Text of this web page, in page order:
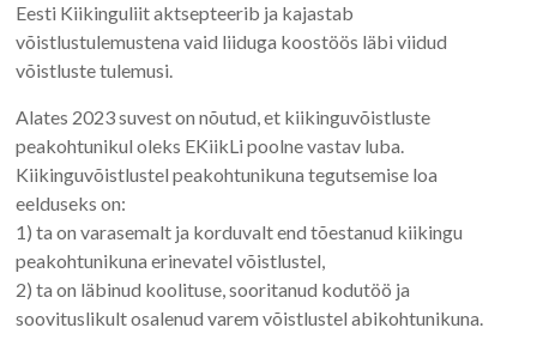
Kõik
Kiikuma!
Eesti Kiikinguliit aktsepteerib ja kajastab
võistlustulemustena vaid liiduga koostöös läbi viidud
võistluste tulemusi.
Alates 2023 suvest on nõutud, et kiikinguvõistluste
peakohtunikul oleks EKiikLi poolne vastav luba.
Kiikinguvõistlustel peakohtunikuna tegutsemise loa
eelduseks on:
1) ta on varasemalt ja korduvalt end tõestanud kiikingu
peakohtunikuna erinevatel võistlustel,
2) ta on läbinud koolituse, sooritanud kodutöö ja
soovituslikult osalenud varem võistlustel abikohtunikuna.